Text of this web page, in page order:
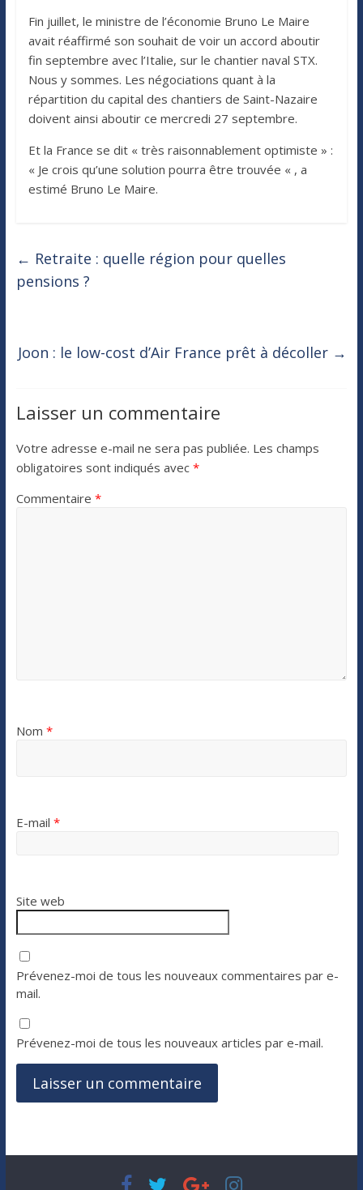
Fin juillet, le ministre de l’économie Bruno Le Maire
avait réaffirmé son souhait de voir un accord aboutir
fin septembre avec l’Italie, sur le chantier naval STX.
Nous y sommes. Les négociations quant à la
répartition du capital des chantiers de Saint-Nazaire
doivent ainsi aboutir ce mercredi 27 septembre.
Et la France se dit « très raisonnablement optimiste » :
« Je crois qu’une solution pourra être trouvée « , a
estimé Bruno Le Maire.
← Retraite : quelle région pour quelles
pensions ?
Joon : le low-cost d’Air France prêt à décoller →
Laisser un commentaire
Votre adresse e-mail ne sera pas publiée. Les champs
obligatoires sont indiqués avec *
Commentaire *
Nom *
E-mail *
Site web
Prévenez-moi de tous les nouveaux commentaires par e-
mail.
Prévenez-moi de tous les nouveaux articles par e-mail.